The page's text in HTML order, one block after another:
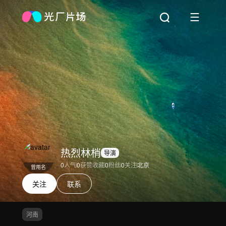
曾用名
热烈林梢 导演
0人气0获赞收藏0粉丝0关注北京
关注 联系
河南